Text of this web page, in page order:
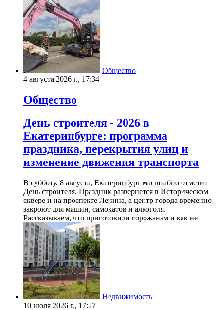
Общество
4 августа 2026 г., 17:34
Общество
День строителя - 2026 в
Екатеринбурге: программа
праздника, перекрытия улиц и
изменение движения транспорта
В субботу, 8 августа, Екатеринбург масштабно отметит
День строителя. Праздник развернется в Историческом
сквере и на проспекте Ленина, а центр города временно
закроют для машин, самокатов и алкоголя.
Рассказываем, что приготовили горожанам и как не
Недвижимость
10 июля 2026 г., 17:27